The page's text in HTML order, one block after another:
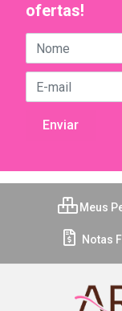
ofertas!
Meus
Notas